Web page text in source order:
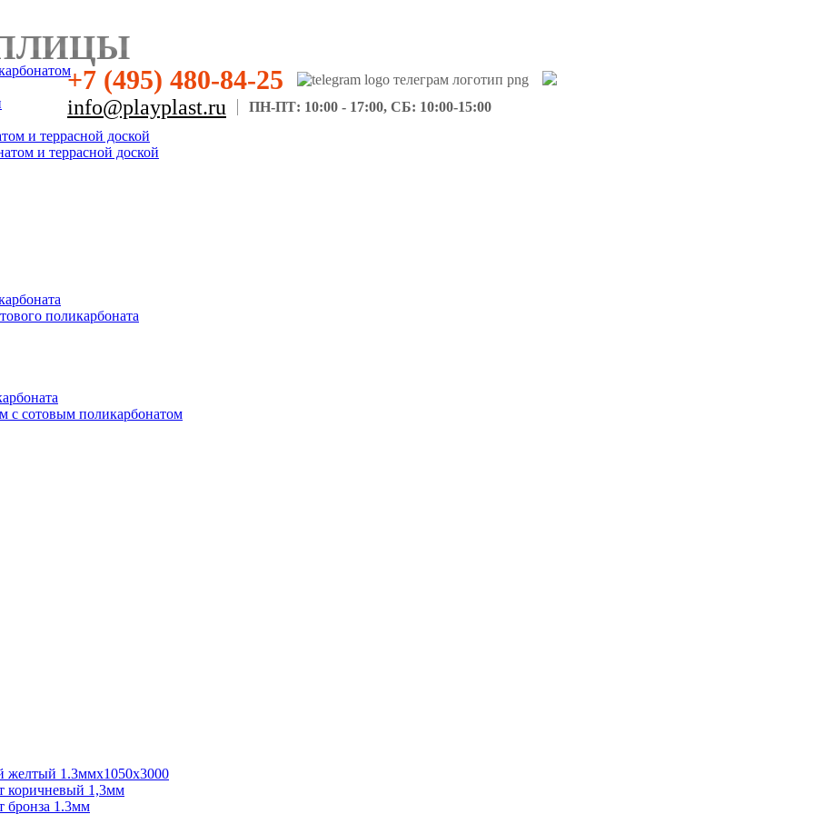
+7 (495) 480-84-25
info@playplast.ru ПН-ПТ: 10:00 - 17:00, СБ: 10:00-15:00
и террасной доской
и террасной доской
поликарбоната
с сотовым поликарбонатом
желтый 1.3ммх1050х3000
коричневый 1,3мм
бронза 1.3мм